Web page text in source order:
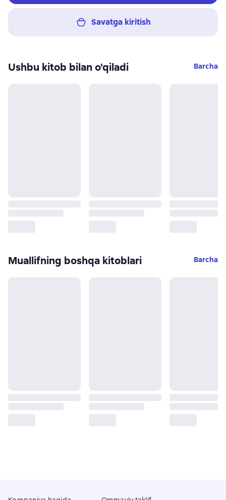
Savatga kiritish
Ushbu kitob bilan o'qiladi Barcha
Muallifning boshqa kitoblari Barcha